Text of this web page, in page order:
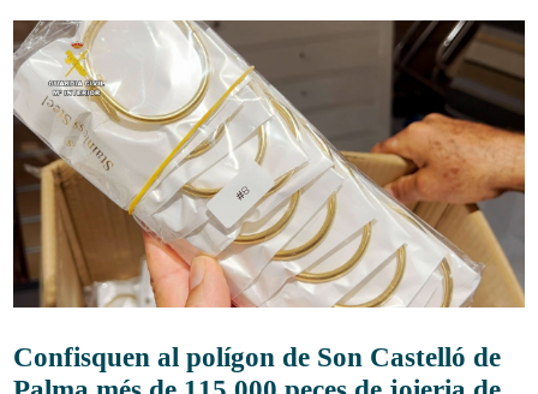
Confisquen al polígon de Son Castelló de